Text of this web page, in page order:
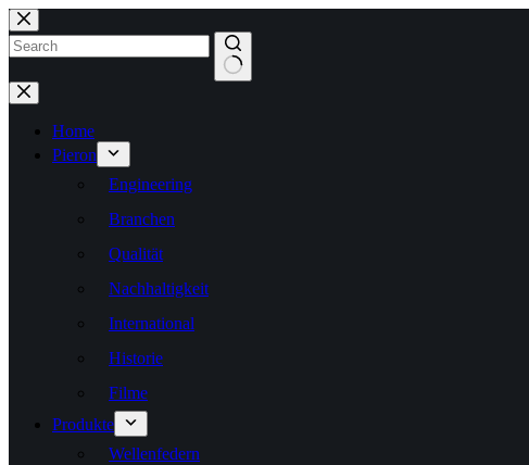
Zum
Inhalt
springen
Keine
Ergebnisse
Home
Pieron
Engineering
Branchen
Qualität
Nachhaltigkeit
International
Historie
Filme
Produkte
Wellenfedern